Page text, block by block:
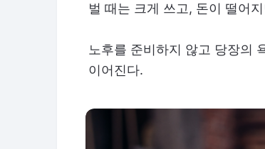
벌 때는 크게 쓰고, 돈이 떨어
노후를 준비하지 않고 당장의
이어진다.